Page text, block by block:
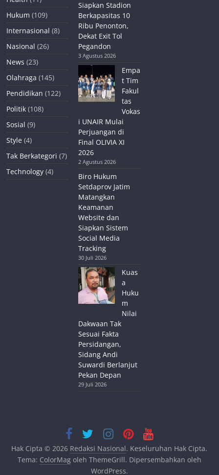
Hukum (109)
Internasional (8)
Nasional (26)
News (23)
Olahraga (145)
Pendidikan (122)
Politik (108)
Sosial (9)
Style (4)
Tak Berkategori (7)
Technology (4)
Siapkan Stadion
Berkapasitas 10
Ribu Penonton,
Dekat Exit Tol
Pegandon
3 Agustus 2026
Empa
t Tim
Fakul
tas
Vokas
i UNAIR Mulai
Perjuangan di
Final OLIVIA XI
2026
2 Agustus 2026
Biro Hukum
Setdaprov Jatim
Matangkan
Keamanan
Website dan
Siapkan Sistem
Social Media
Tracking
30 Juli 2026
Kuas
a
Huku
m
Nilai
Dakwaan Tak
Sesuai Fakta
Persidangan,
Sidang Andi
Suwardi Berlanjut
Pekan Depan
29 Juli 2026
Hak Cipta © 2026 Redaksi Nasional. Keseluruhan Hak Cipta.
Tema: ColorMagoleh ThemeGrill. Dipersembahkan oleh
WordPress.